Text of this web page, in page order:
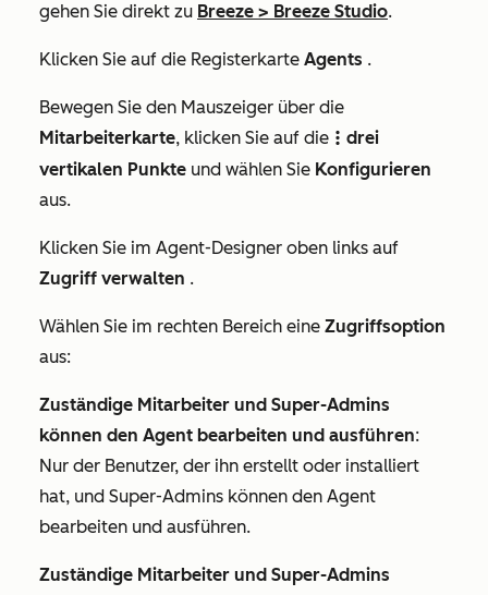
gehen Sie direkt zu Breeze > Breeze Studio.
Klicken Sie auf die Registerkarte Agents .
Bewegen Sie den Mauszeiger über die
Mitarbeiterkarte, klicken Sie auf die verticalMenu drei
vertikalen Punkte und wählen Sie Konfigurieren
aus.
Klicken Sie im Agent-Designer oben links auf
Zugriff verwalten .
Wählen Sie im rechten Bereich eine Zugriffsoption
aus:
Zuständige Mitarbeiter und Super-Admins
können den Agent bearbeiten und ausführen:
Nur der Benutzer, der ihn erstellt oder installiert
hat, und Super-Admins können den Agent
bearbeiten und ausführen.
Zuständige Mitarbeiter und Super-Admins